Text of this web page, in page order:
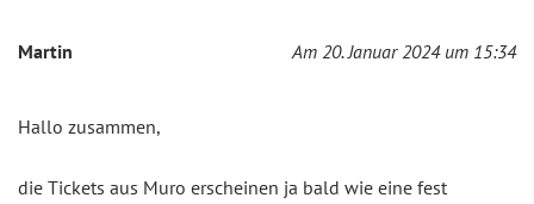
Martin Am 20. Januar 2024 um 15:34
Hallo zusammen,
die Tickets aus Muro erscheinen ja bald wie eine fest